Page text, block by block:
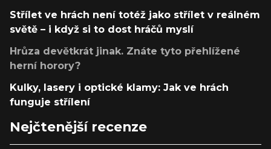
Střílet ve hrách není totéž jako střílet v reálném
světě – i když si to dost hráčů myslí
Hrůza devětkrát jinak. Znáte tyto přehlížené
herní horory?
Kulky, lasery i optické klamy: Jak ve hrách
funguje střílení
Nejčtenější recenze